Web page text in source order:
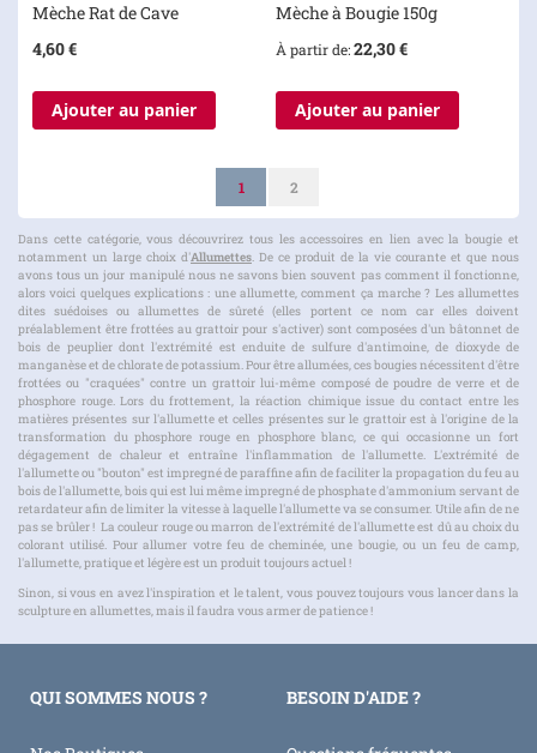
Mèche Rat de Cave
4,60 €
Ajouter au panier
Mèche à Bougie 150g
À partir de 22,30 €
Ajouter au panier
PageVous lisez actuellement la page
1 Page
2
Dans cette catégorie, vous découvrirez tous les accessoires en lien avec la bougie et
notamment un large choix d'Allumettes. De ce produit de la vie courante et que nous
avons tous un jour manipulé nous ne savons bien souvent pas comment il fonctionne,
alors voici quelques explications : une allumette, comment ça marche ? Les allumettes
dites suédoises ou allumettes de sûreté (elles portent ce nom car elles doivent
préalablement être frottées au grattoir pour s'activer) sont composées d'un bâtonnet de
bois de peuplier dont l'extrémité est enduite de sulfure d'antimoine, de dioxyde de
manganèse et de chlorate de potassium. Pour être allumées, ces bougies nécessitent d'être
frottées ou "craquées" contre un grattoir lui-même composé de poudre de verre et de
phosphore rouge. Lors du frottement, la réaction chimique issue du contact entre les
matières présentes sur l'allumette et celles présentes sur le grattoir est à l'origine de la
transformation du phosphore rouge en phosphore blanc, ce qui occasionne un fort
dégagement de chaleur et entraîne l'inflammation de l'allumette. L'extrémité de
l'allumette ou "bouton" est impregné de paraffine afin de faciliter la propagation du feu au
bois de l'allumette, bois qui est lui même impregné de phosphate d'ammonium servant de
retardateur afin de limiter la vitesse à laquelle l'allumette va se consumer. Utile afin de ne
pas se brûler ! La couleur rouge ou marron de l'extrémité de l'allumette est dû au choix du
colorant utilisé. Pour allumer votre feu de cheminée, une bougie, ou un feu de camp,
l'allumette, pratique et légère est un produit toujours actuel !
Sinon, si vous en avez l'inspiration et le talent, vous pouvez toujours vous lancer dans la
sculpture en allumettes, mais il faudra vous armer de patience !
QUI SOMMES NOUS ? BESOIN D'AIDE ?